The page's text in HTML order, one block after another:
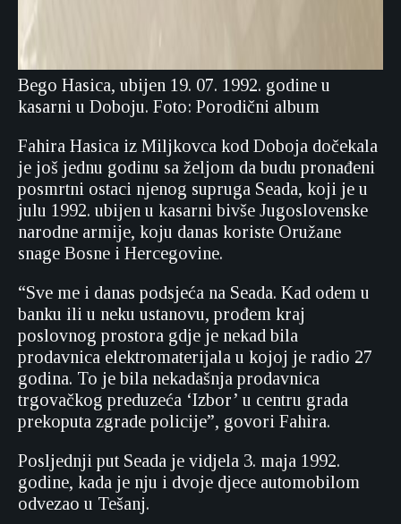
Bego Hasica, ubijen 19. 07. 1992. godine u
kasarni u Doboju. Foto: Porodični album
Fahira Hasica iz Miljkovca kod Doboja dočekala
je još jednu godinu sa željom da budu pronađeni
posmrtni ostaci njenog supruga Seada, koji je u
julu 1992. ubijen u kasarni bivše Jugoslovenske
narodne armije, koju danas koriste Oružane
snage Bosne i Hercegovine.
“Sve me i danas podsjeća na Seada. Kad odem u
banku ili u neku ustanovu, prođem kraj
poslovnog prostora gdje je nekad bila
prodavnica elektromaterijala u kojoj je radio 27
godina. To je bila nekadašnja prodavnica
trgovačkog preduzeća ‘Izbor’ u centru grada
prekoputa zgrade policije”, govori Fahira.
Posljednji put Seada je vidjela 3. maja 1992.
godine, kada je nju i dvoje djece automobilom
odvezao u Tešanj.